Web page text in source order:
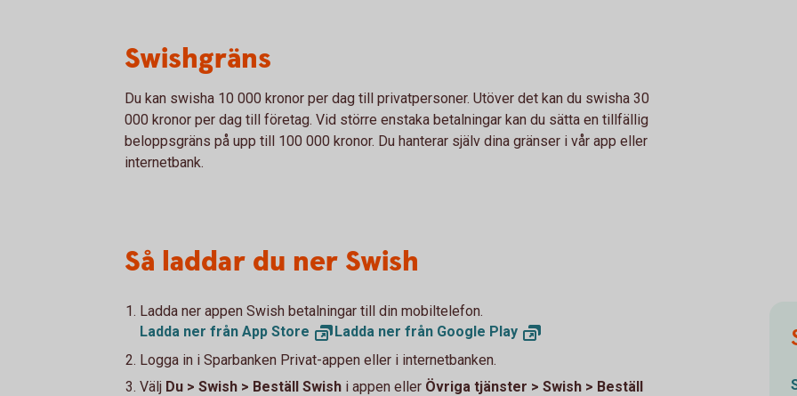
Swishgräns
Du kan swisha 10 000 kronor per dag till privatpersoner. Utöver det kan du swisha 30
000 kronor per dag till företag. Vid större enstaka betalningar kan du sätta en tillfällig
beloppsgräns på upp till 100 000 kronor. Du hanterar själv dina gränser i vår app eller
internetbank.
Så laddar du ner Swish
Ladda ner appen Swish betalningar till din mobiltelefon.
Ladda ner från App Store Ladda ner från Google Play
Logga in i Sparbanken Privat-appen eller i internetbanken.
Välj Du > Swish > Beställ Swish i appen eller Övriga tjänster > Swish > Beställ